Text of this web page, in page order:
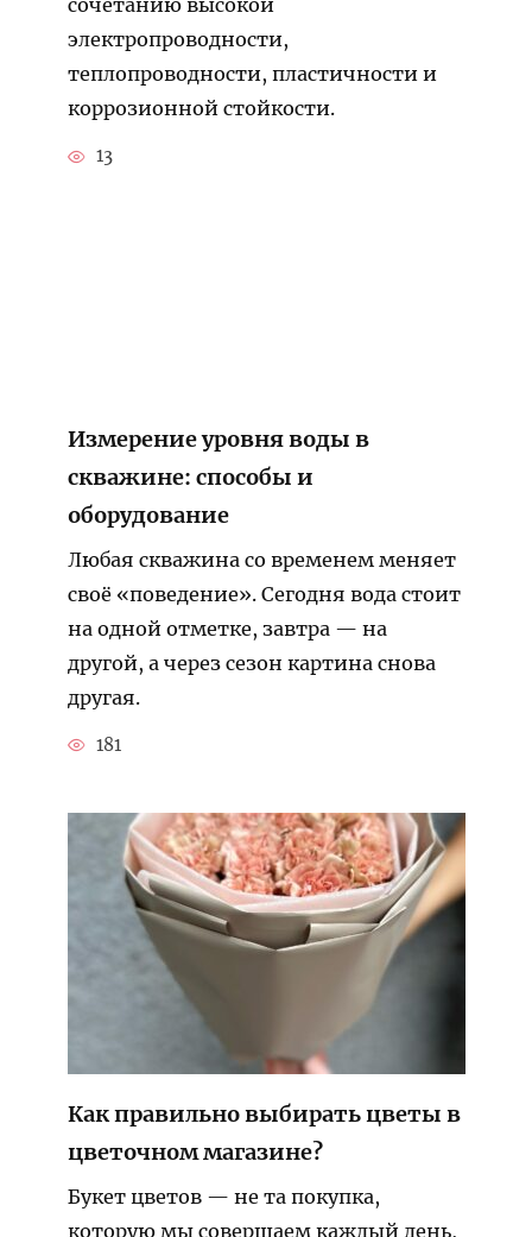
сочетанию высокой
электропроводности,
теплопроводности, пластичности и
коррозионной стойкости.
13
Измерение уровня воды в
скважине: способы и
оборудование
Любая скважина со временем меняет
своё «поведение». Сегодня вода стоит
на одной отметке, завтра — на
другой, а через сезон картина снова
другая.
181
Как правильно выбирать цветы в
цветочном магазине?
Букет цветов — не та покупка,
которую мы совершаем каждый день,